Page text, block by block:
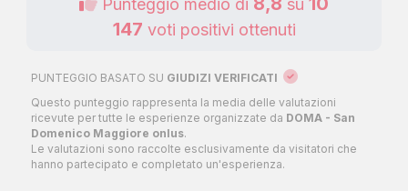
Punteggio medio di su
147 voti positivi ottenuti
PUNTEGGIO BASATO SU GIUDIZI VERIFICATI
Questo punteggio rappresenta la media delle valutazioni
ricevute per tutte le esperienze organizzate da DOMA - San
Domenico Maggiore onlus.
Le valutazioni sono raccolte esclusivamente da visitatori che
hanno partecipato e completato un'esperienza.